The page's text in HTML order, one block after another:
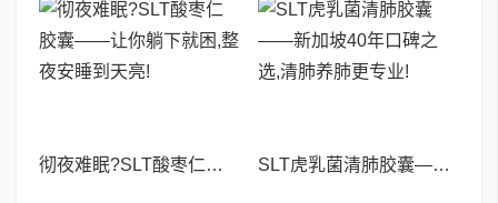
彻夜难眠?SLT酸枣仁胶囊——让你躺下就困,整夜安睡到天亮! SLT虎乳菌清肺胶囊——新加坡40年口碑之选,清肺养肺更专业!